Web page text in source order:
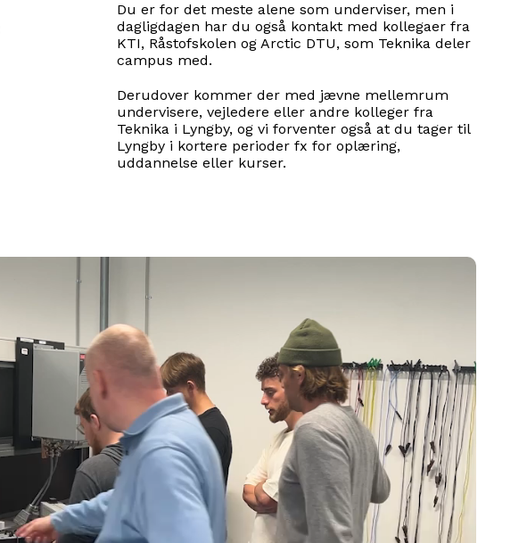
Du er for det meste alene som underviser, men i
dagligdagen har du også kontakt med kollegaer fra
KTI, Råstofskolen og Arctic DTU, som Teknika deler
campus med.
Derudover kommer der med jævne mellemrum
undervisere, vejledere eller andre kolleger fra
Teknika i Lyngby, og vi forventer også at du tager til
Lyngby i kortere perioder fx for oplæring,
uddannelse eller kurser.